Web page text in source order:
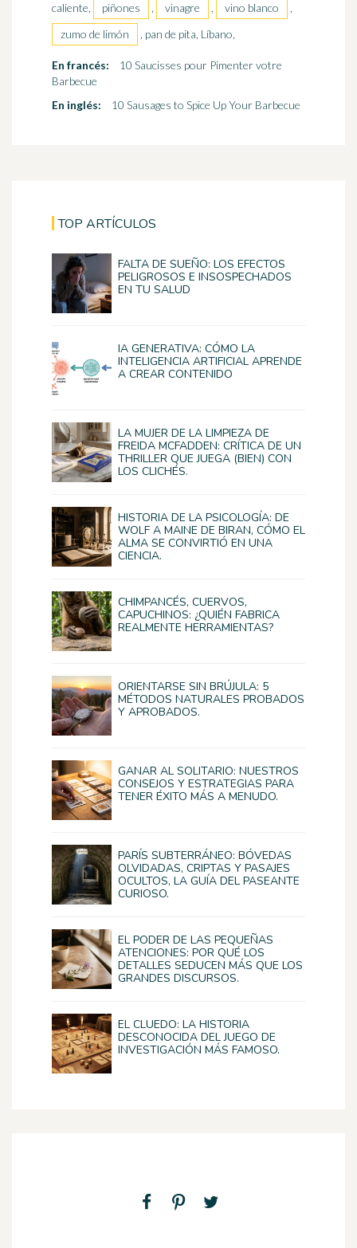
caliente,
piñones , vinagre , vino blanco
,
zumo de limón
, pan de pita, Líbano,
En francés:
10 Saucisses pour Pimenter votre
Barbecue
En inglés:
10 Sausages to Spice Up Your Barbecue
TOP ARTÍCULOS
FALTA DE SUEÑO: LOS EFECTOS
PELIGROSOS E INSOSPECHADOS
EN TU SALUD
IA GENERATIVA: CÓMO LA
INTELIGENCIA ARTIFICIAL APRENDE
A CREAR CONTENIDO
LA MUJER DE LA LIMPIEZA DE
FREIDA MCFADDEN: CRÍTICA DE UN
THRILLER QUE JUEGA (BIEN) CON
LOS CLICHÉS.
HISTORIA DE LA PSICOLOGÍA: DE
WOLF A MAINE DE BIRAN, CÓMO EL
ALMA SE CONVIRTIÓ EN UNA
CIENCIA.
CHIMPANCÉS, CUERVOS,
CAPUCHINOS: ¿QUIÉN FABRICA
REALMENTE HERRAMIENTAS?
ORIENTARSE SIN BRÚJULA: 5
MÉTODOS NATURALES PROBADOS
Y APROBADOS.
GANAR AL SOLITARIO: NUESTROS
CONSEJOS Y ESTRATEGIAS PARA
TENER ÉXITO MÁS A MENUDO.
PARÍS SUBTERRÁNEO: BÓVEDAS
OLVIDADAS, CRIPTAS Y PASAJES
OCULTOS, LA GUÍA DEL PASEANTE
CURIOSO.
EL PODER DE LAS PEQUEÑAS
ATENCIONES: POR QUÉ LOS
DETALLES SEDUCEN MÁS QUE LOS
GRANDES DISCURSOS.
EL CLUEDO: LA HISTORIA
DESCONOCIDA DEL JUEGO DE
INVESTIGACIÓN MÁS FAMOSO.